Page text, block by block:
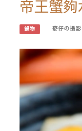
帝王蟹
鍋物 麥仔の攝